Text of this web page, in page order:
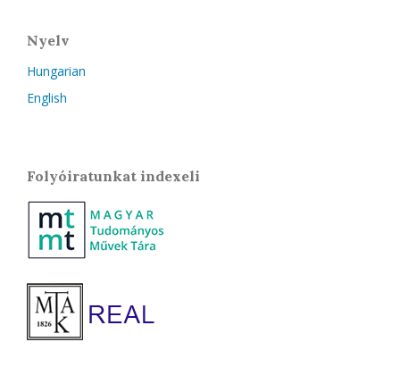
Nyelv
Hungarian
English
Folyóiratunkat indexeli